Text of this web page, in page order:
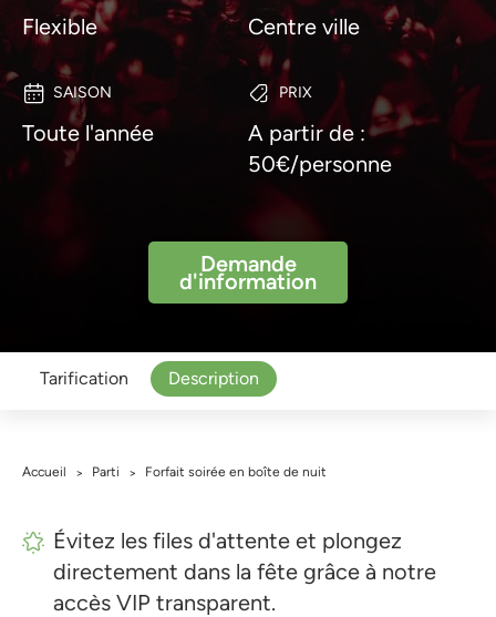
Flexible Centre ville
SAISON
Toute l'année
PRIX
A partir de :
50€/personne
Demande
d'information
Tarification Description
Accueil > Parti > Forfait soirée en boîte de nuit
Évitez les files d'attente et plongez
directement dans la fête grâce à notre
accès VIP transparent.